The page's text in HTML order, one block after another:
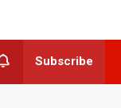
N 3
Subscribe